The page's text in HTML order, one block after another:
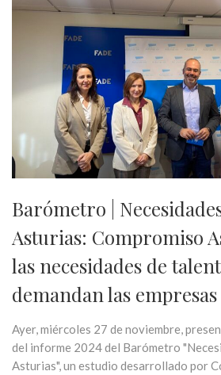
Barómetro |
Asturias: Compromiso
las necesidades de
demandan las
Ayer, miércoles 27 de noviembre,
del informe 2024 del Barómetro
Asturias", un estudio desarrollado por